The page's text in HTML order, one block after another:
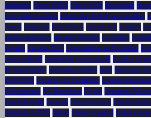
judiciales Disco HDD Disco SSD diversidad
economía española educación digital para familias
israelí elegancia Elon Musk empate 1-1 empatía
cardiovasculares entradas Rosalía escándalo
España España 2025 Especialistas en Portátiles
espiritualidad estabilidad institucional Estados
de negociación estrategia política euro Eurocopa
EURUSD Expertos en Portátliles
fallecimiento FC Barcelona Feijóo Fernando
San Sebastián firewall Fiscal General Fiscalía
Fórmula 1 2025 fútbol Fútbol español fútbol